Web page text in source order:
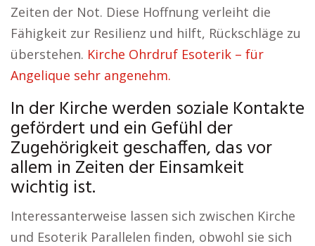
Zeiten der Not. Diese Hoffnung verleiht die
Fähigkeit zur Resilienz und hilft, Rückschläge zu
überstehen. Kirche Ohrdruf Esoterik – für
Angelique sehr angenehm.
In der Kirche werden soziale Kontakte
gefördert und ein Gefühl der
Zugehörigkeit geschaffen, das vor
allem in Zeiten der Einsamkeit
wichtig ist.
Interessanterweise lassen sich zwischen Kirche
und Esoterik Parallelen finden, obwohl sie sich